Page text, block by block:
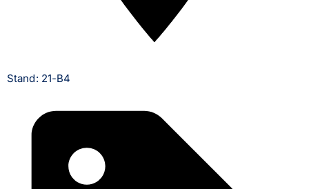
Stand: 21-B4